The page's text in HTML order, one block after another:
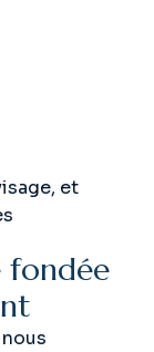
et
fondée
nt